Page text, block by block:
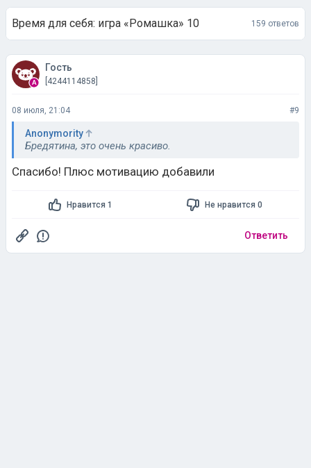
Время для себя: игра «Ромашка» 10 159 ответов
Гость
[4244114858]
08 июля, 21:04 #9
Anonymority
Бредятина, это очень красиво.
Спасибо! Плюс мотивацию добавили
Нравится 1 Не нравится 0
Ответить